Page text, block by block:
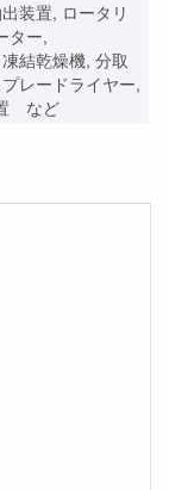
装置, ロータリ
ター,
結乾燥機, 分取
レードライヤー,
など